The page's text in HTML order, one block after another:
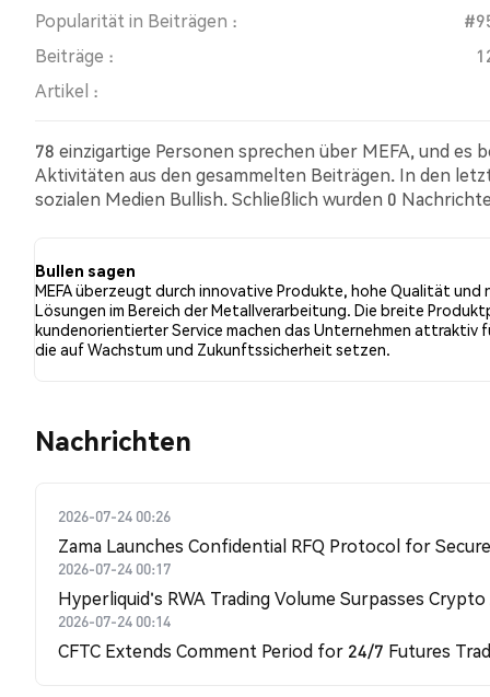
Popularität in Beiträgen :
Beiträge :
Artikel :
78 einzigartige Personen sprechen über MEFA, und es
Aktivitäten aus den gesammelten Beiträgen. In den
sozialen Medien Bullish. Schließlich wurden 0
Bullen sagen
MEFA überzeugt durch innovative Produkte, hohe Qualität und
Lösungen im Bereich der Metallverarbeitung. Die breite
kundenorientierter Service machen das Unternehmen attraktiv
die auf Wachstum und Zukunftssicherheit setzen.
Nachrichten
2026-07-24 00:26
Zama Launches Confidential RFQ Protocol for
2026-07-24 00:17
Hyperliquid's RWA Trading Volume Surpasses
2026-07-24 00:14
CFTC Extends Comment Period for 24/7 Futures